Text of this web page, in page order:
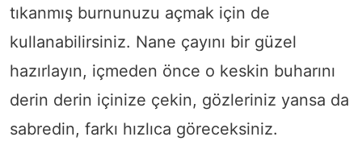
tıkanmış burnunuzu açmak için de
kullanabilirsiniz. Nane çayını bir güzel
hazırlayın, içmeden önce o keskin buharını
derin derin içinize çekin, gözleriniz yansa da
sabredin, farkı hızlıca göreceksiniz.